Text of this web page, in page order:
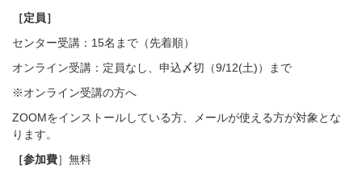
［定員］
センター受講：15名まで（先着順）
オンライン受講：定員なし、申込〆切（9/12(土)）まで
※オンライン受講の方へ
ZOOMをインストールしている方、メールが使える方が対象とな
ります。
［参加費］無料